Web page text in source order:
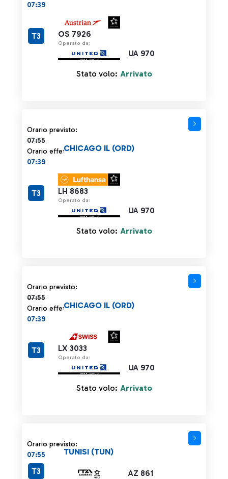
07:39
OS 7926
Operato da:
UA 970
T3
Stato volo: Arrivato
Orario previsto:
07:55
Orario previsto 07:55 barrato
Orario effettivo:
07:39
LH 8683
Operato da:
UA 970
CHICAGO IL (ORD)
T3
Stato volo: Arrivato
Orario previsto:
07:55
Orario previsto 07:55 barrato
Orario effettivo:
07:39
LX 3033
Operato da:
UA 970
CHICAGO IL (ORD)
T3
Stato volo: Arrivato
Orario previsto:
07:55
AZ 861
TUNISI (TUN)
T3